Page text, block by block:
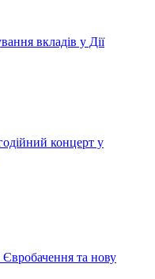
вкладів у Дії
концерт у
та нову